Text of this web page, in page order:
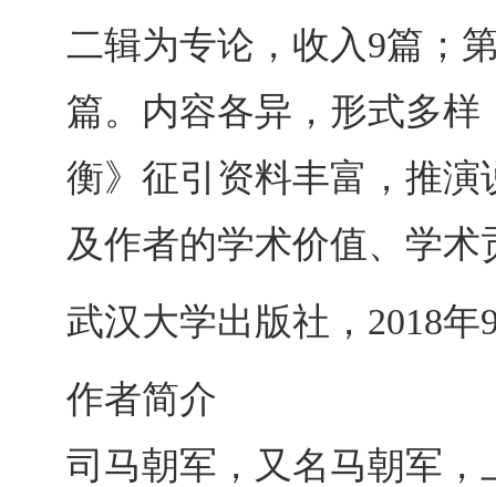
二辑为专论，收入9篇；
篇。内容各异，形式多
衡》征引资料丰富，推
及作者的学术价值、学
武汉大学出版社，2018年
作者简介
司马朝军，又名马朝军